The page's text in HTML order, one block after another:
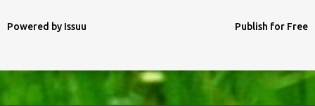
Powered by Issuu Publish for Free